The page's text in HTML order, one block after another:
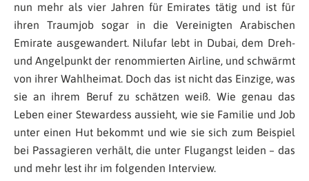
nun mehr als vier Jahren für Emirates tätig und ist für
ihren Traumjob sogar in die Vereinigten Arabischen
Emirate ausgewandert. Nilufar lebt in Dubai, dem Dreh-
und Angelpunkt der renommierten Airline, und schwärmt
von ihrer Wahlheimat. Doch das ist nicht das Einzige, was
sie an ihrem Beruf zu schätzen weiß. Wie genau das
Leben einer Stewardess aussieht, wie sie Familie und Job
unter einen Hut bekommt und wie sie sich zum Beispiel
bei Passagieren verhält, die unter Flugangst leiden – das
und mehr lest ihr im folgenden Interview.